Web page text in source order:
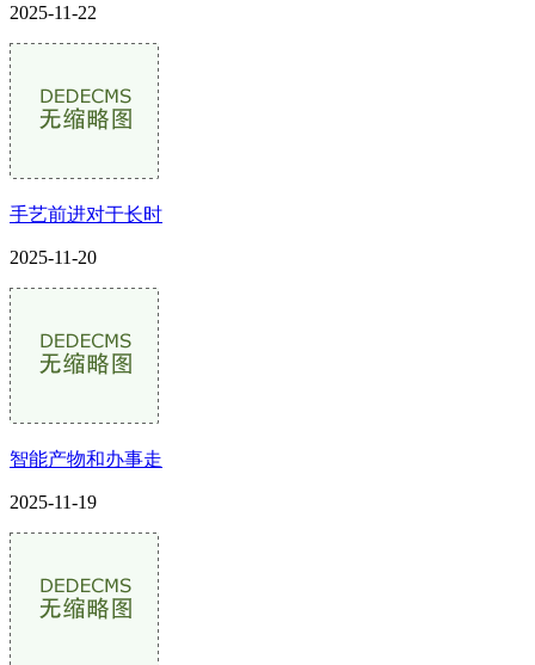
2025-11-22
手艺前进对于长时
2025-11-20
智能产物和办事走
2025-11-19